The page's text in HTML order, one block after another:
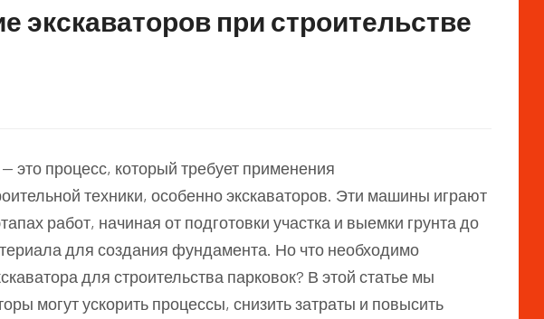
экскаваторов при строительстве
это процесс, который требует применения
техники, особенно экскаваторов. Эти машины играют
работ, начиная от подготовки участка и выемки грунта до
для создания фундамента. Но что необходимо
для строительства парковок? В этой статье мы
могут ускорить процессы, снизить затраты и повысить